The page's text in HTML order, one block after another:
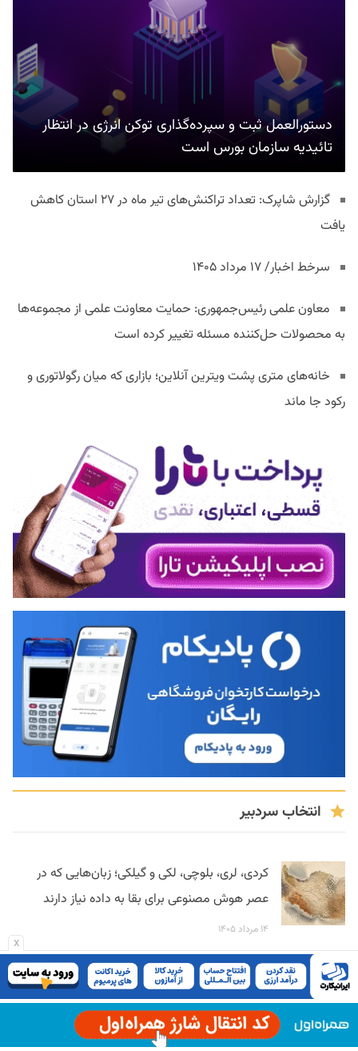
x
دستورالعمل ثبت و سپرده‌گذاری توکن انرژی در انتظار
تائیدیه سازمان بورس است
گزارش شاپرک: تعداد تراکنش‌های تیر ماه در ۲۷ استان‌ کاهش
یافت
سرخط اخبار/ ۱۷ مرداد ۱۴۰۵
معاون علمی رئیس‌جمهوری: حمایت معاونت علمی از مجموعه‌ها
به محصولات حل‌کننده مسئله تغییر کرده است
خانه‌های متری پشت ویترین آنلاین؛ بازاری که میان رگولاتوری و
رکود جا ماند
انتخاب سردبیر
کردی، لری، بلوچی، لکی و گیلکی؛ زبان‌هایی که در
عصر هوش مصنوعی برای بقا به داده نیاز دارند
۱۴ مرداد ۱۴۰۵
سازمان ملل: هوش مصنوعی بدون ظرفیت،
شکاف توسعه را عمیق‌تر می‌کند
۱۳ مرداد ۱۴۰۵